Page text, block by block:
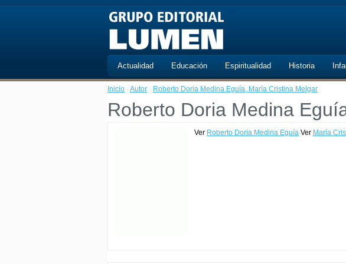
Actualidad Educación Espiritualidad Historia
Inicio · Autor · Roberto Doria Medina Eguía, María Cristina Melgar
Roberto Doria Medina
Ver Roberto Doria Medina Eguía Ver María